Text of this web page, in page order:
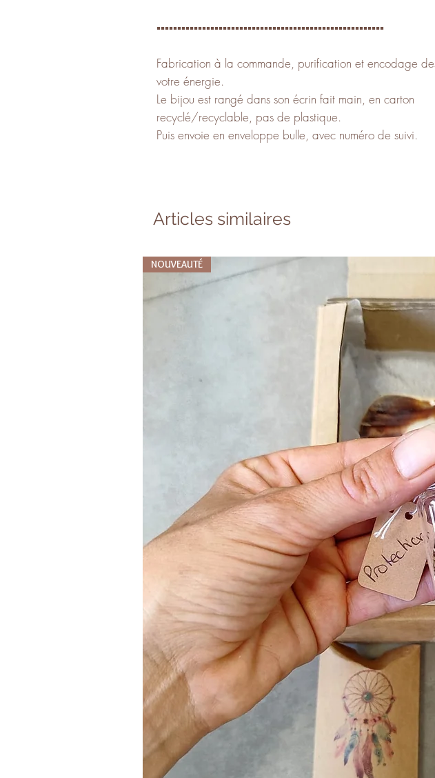
▪️▪️▪️▪️▪️▪️▪️▪️▪️▪️▪️▪️▪️▪️▪️▪️▪️▪️▪️▪️▪️▪️▪️▪️▪️▪️▪️▪️▪️▪️▪️▪️▪️▪️▪️▪️▪️▪️▪️▪️▪️▪️▪️▪️▪️▪️▪️▪️▪️▪️▪️▪️▪️▪️▪️
Fabrication à la commande, purification et encodage
votre énergie.
Le bijou est rangé dans son écrin fait main, en carton
recyclé/recyclable, pas de plastique.
Puis envoie en enveloppe bulle, avec numéro de suivi.
Articles similaires
NOUVEAUTÉ